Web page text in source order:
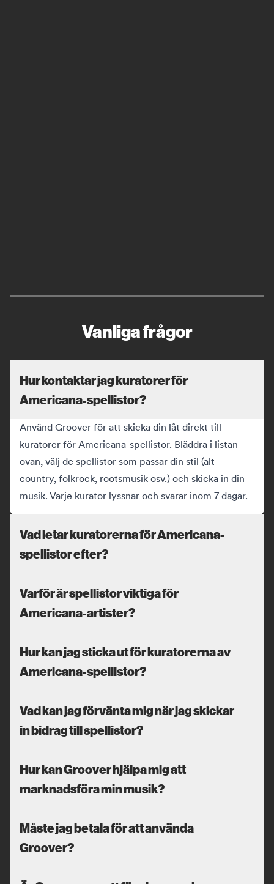
Vanliga frågor
Hur kontaktar jag kuratorer för
Americana-spellistor?
Använd Groover för att skicka din låt direkt till
kuratorer för Americana-spellistor. Bläddra i listan
ovan, välj de spellistor som passar din stil (alt-
country, folkrock, rootsmusik osv.) och skicka in din
musik. Varje kurator lyssnar och svarar inom 7 dagar.
Vad letar kuratorerna för Americana-
spellistor efter?
Varför är spellistor viktiga för
Americana-artister?
Hur kan jag sticka ut för kuratorerna av
Americana-spellistor?
Vad kan jag förvänta mig när jag skickar
in bidrag till spellistor?
Hur kan Groover hjälpa mig att
marknadsföra min musik?
Måste jag betala för att använda
Groover?